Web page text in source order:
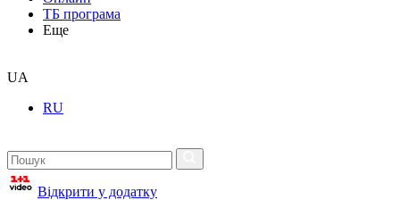
ТБ програма
Еще
UA
RU
Відкрити у додатку